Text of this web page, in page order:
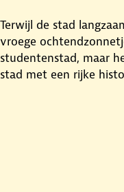
Terwijl de stad
vroege
studentenstad, maar
stad met een rijke